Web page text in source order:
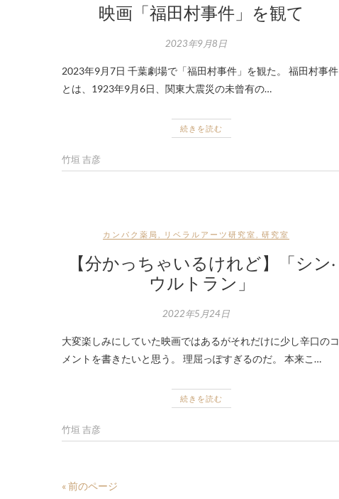
映画「福田村事件」を観て
2023年9月8日
2023年9月7日 千葉劇場で「福田村事件」を観た。 福田村事件
とは、1923年9月6日、関東大震災の未曾有の…
続きを読む
竹垣 吉彦
カンパク薬局 リベラルアーツ研究室 ,研究室
【分かっちゃいるけれど】「シン·
ウルトラン」
2022年5月24日
大変楽しみにしていた映画ではあるがそれだけに少し辛口のコ
メントを書きたいと思う。 理屈っぽすぎるのだ。 本来こ…
続きを読む
竹垣 吉彦
« 前のページ